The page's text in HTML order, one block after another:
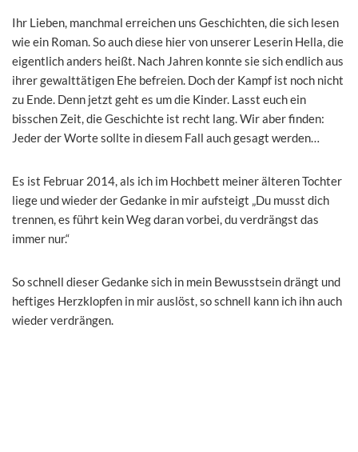
Ihr Lieben, manchmal erreichen uns Geschichten, die sich lesen
wie ein Roman. So auch diese hier von unserer Leserin Hella, die
eigentlich anders heißt. Nach Jahren konnte sie sich endlich aus
ihrer gewalttätigen Ehe befreien. Doch der Kampf ist noch nicht
zu Ende. Denn jetzt geht es um die Kinder. Lasst euch ein
bisschen Zeit, die Geschichte ist recht lang. Wir aber finden:
Jeder der Worte sollte in diesem Fall auch gesagt werden…
Es ist Februar 2014, als ich im Hochbett meiner älteren Tochter
liege und wieder der Gedanke in mir aufsteigt „Du musst dich
trennen, es führt kein Weg daran vorbei, du verdrängst das
immer nur.“
So schnell dieser Gedanke sich in mein Bewusstsein drängt und
heftiges Herzklopfen in mir auslöst, so schnell kann ich ihn auch
wieder verdrängen.